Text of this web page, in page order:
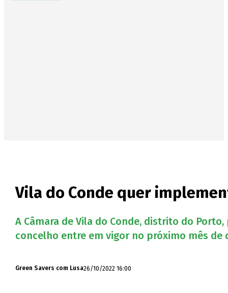
Vila do Conde quer
A Câmara de Vila do Conde, distrito do
concelho entre em vigor no próximo mês de
Green Savers com Lusa26/10/2022 16:00